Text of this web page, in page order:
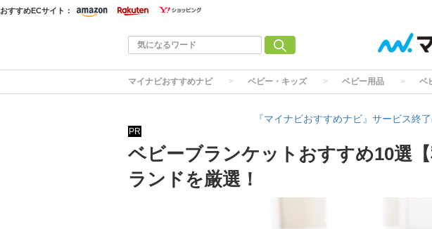
おすすめECサイト：
マイナビおすすめナビ ベビー・キッズ ベビー用品 ベ
『マイナビおすすめナビ』サービス終
PR
ベビーブランケットおすすめ10選
ランドを厳選！